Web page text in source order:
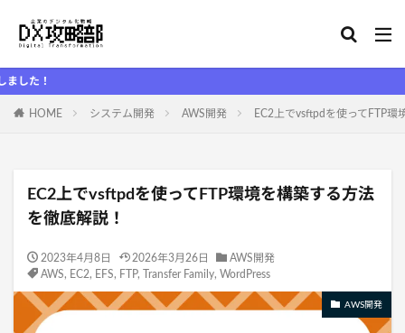
HOME システム開発 AWS開発 EC2上でvsftpdを使ってFTP環
EC2上でvsftpdを使ってFTP環境を構築する方法
を徹底解説！
2023年4月8日 2026年3月26日
AWS開発
AWS, EC2, EFS, FTP, Transfer Family, WordPress
AWS開発